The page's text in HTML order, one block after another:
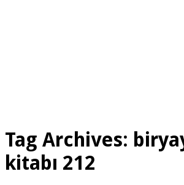
Tag Archives:
kitabı 212